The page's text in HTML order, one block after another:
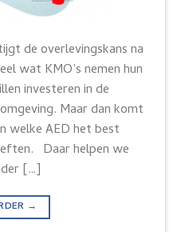
de overlevingskans na
wat KMO’s nemen hun
investeren in de
Maar dan komt
welke AED het best
Daar helpen we
[…]
→